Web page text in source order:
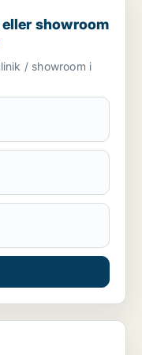
för uthyrning i
showroom
/ showroom i
Innerstad